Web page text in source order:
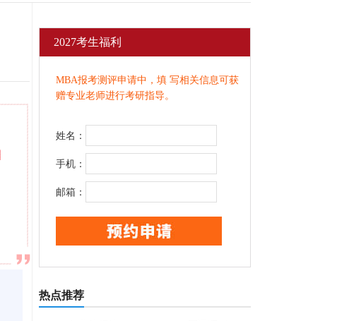
2027考生福利
MBA报考测评申请中，填 写相关信息可获
赠专业老师进行考研指导。
姓名：
手机：
邮箱：
热点推荐